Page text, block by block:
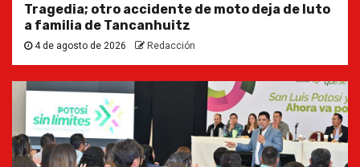
Tragedia; otro accidente de moto deja de luto
a familia de Tancanhuitz
4 de agosto de 2026 Redacción